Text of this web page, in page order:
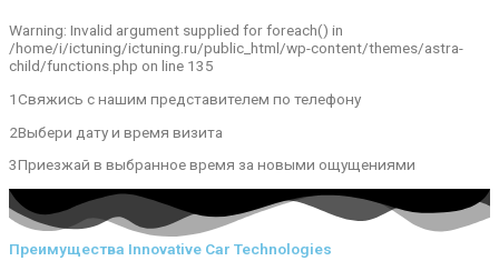
Warning: Invalid argument supplied for foreach() in
/home/i/ictuning/ictuning.ru/public_html/wp-content/themes/astra-
child/functions.php on line 135
1Свяжись с нашим представителем по телефону
2Выбери дату и время визита
3Приезжай в выбранное время за новыми ощущениями
Преимущества Innovative Car Technologies